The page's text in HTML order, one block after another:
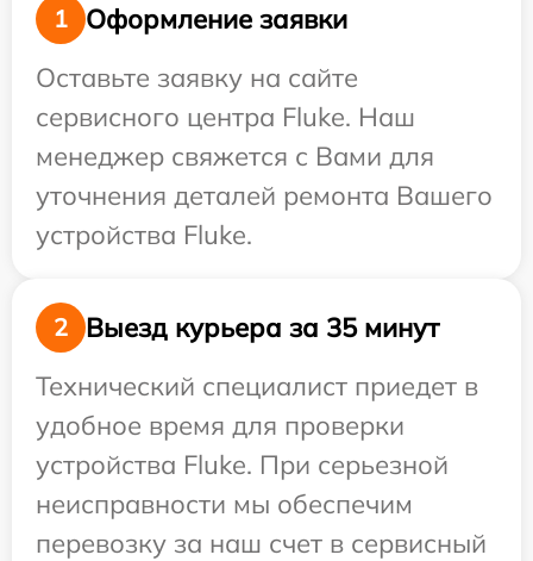
1
Оформление заявки
Оставьте заявку на сайте
сервисного центра Fluke. Наш
менеджер свяжется с Вами для
уточнения деталей ремонта Вашего
устройства Fluke.
2
Выезд курьера за 35 минут
Технический специалист приедет в
удобное время для проверки
устройства Fluke. При серьезной
неисправности мы обеспечим
перевозку за наш счет в сервисный